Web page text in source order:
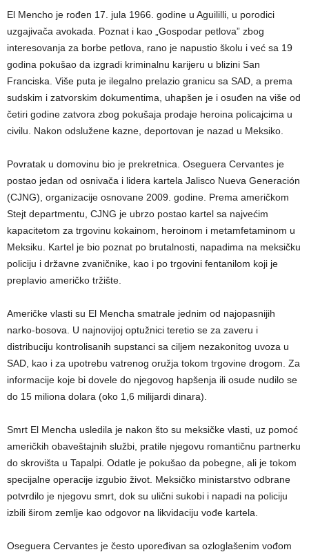
El Mencho je rođen 17. jula 1966. godine u Aguililli, u porodici
uzgajivača avokada. Poznat i kao „Gospodar petlova” zbog
interesovanja za borbe petlova, rano je napustio školu i već sa 19
godina pokušao da izgradi kriminalnu karijeru u blizini San
Franciska. Više puta je ilegalno prelazio granicu sa SAD, a prema
sudskim i zatvorskim dokumentima, uhapšen je i osuđen na više od
četiri godine zatvora zbog pokušaja prodaje heroina policajcima u
civilu. Nakon odslužene kazne, deportovan je nazad u Meksiko.
Povratak u domovinu bio je prekretnica. Oseguera Cervantes je
postao jedan od osnivača i lidera kartela Jalisco Nueva Generación
(CJNG), organizacije osnovane 2009. godine. Prema američkom
Stejt departmentu, CJNG je ubrzo postao kartel sa najvećim
kapacitetom za trgovinu kokainom, heroinom i metamfetaminom u
Meksiku. Kartel je bio poznat po brutalnosti, napadima na meksičku
policiju i državne zvaničnike, kao i po trgovini fentanilom koji je
preplavio američko tržište.
Američke vlasti su El Mencha smatrale jednim od najopasnijih
narko-bosova. U najnovijoj optužnici teretio se za zaveru i
distribuciju kontrolisanih supstanci sa ciljem nezakonitog uvoza u
SAD, kao i za upotrebu vatrenog oružja tokom trgovine drogom. Za
informacije koje bi dovele do njegovog hapšenja ili osude nudilo se
do 15 miliona dolara (oko 1,6 milijardi dinara).
Smrt El Mencha usledila je nakon što su meksičke vlasti, uz pomoć
američkih obaveštajnih službi, pratile njegovu romantičnu partnerku
do skrovišta u Tapalpi. Odatle je pokušao da pobegne, ali je tokom
specijalne operacije izgubio život. Meksičko ministarstvo odbrane
potvrdilo je njegovu smrt, dok su ulični sukobi i napadi na policiju
izbili širom zemlje kao odgovor na likvidaciju vođe kartela.
Oseguera Cervantes je često upoređivan sa ozloglašenim vođom